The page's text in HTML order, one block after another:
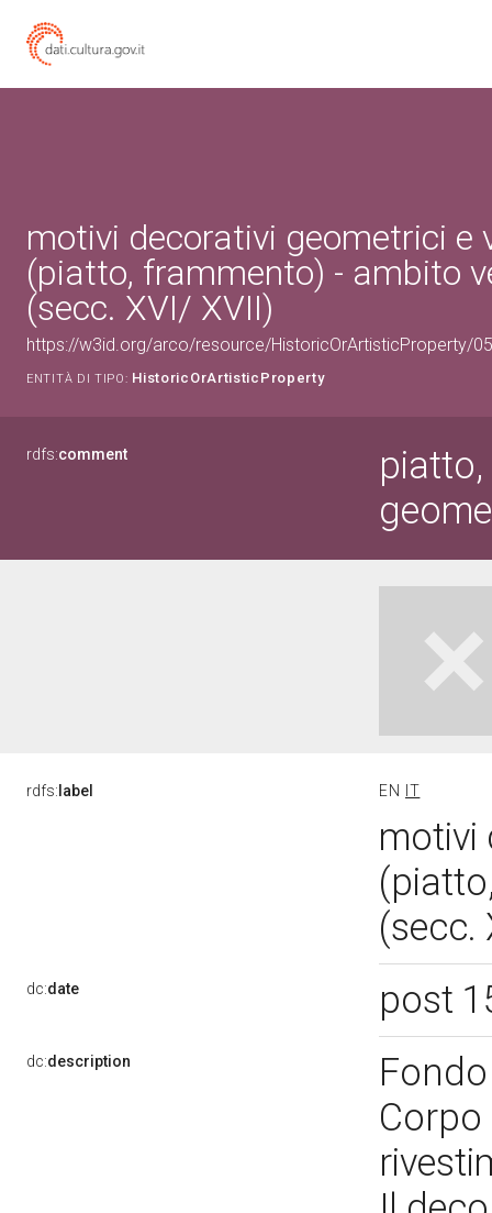
motivi decorativi geometrici e
(piatto, frammento) - ambito
(secc. XVI/ XVII)
https://w3id.org/arco/resource/HistoricOrArtisticProperty/
ENTITÀ DI TIPO: HistoricOrArtisticProperty
rdfs:comment
rdfs: label EN IT
motivi
(secc.
dc:date post
dc:description